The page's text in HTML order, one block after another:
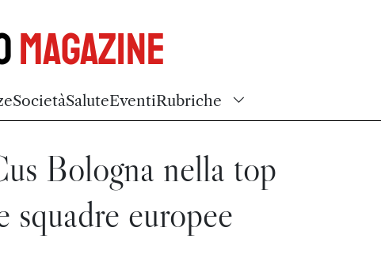
Magazine
SocietàSaluteEventiRubriche
Bologna nella top
squadre europee